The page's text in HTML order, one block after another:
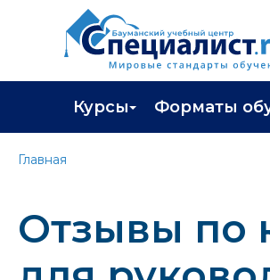
Курсы
Профессиональная
Форматы
Главная
Отзывы по